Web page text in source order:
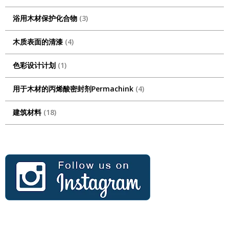
浴用木材保护化合物 3
木质表面的清漆 4
色彩设计计划 1
用于木材的丙烯酸密封剂Permachink 4
建筑材料 18